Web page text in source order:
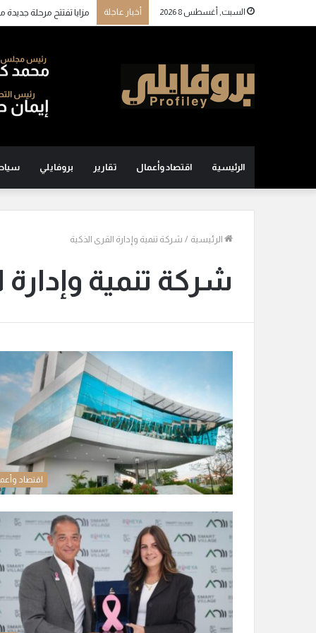
السبت, أغسطس 8 2026 أخبار عاجلة
الرئيسية اقتصاد وأعمال تقارير بروفايلي
الرئيسية / شركة تنمية وإدارة القرى الذكية
شركة تنمية وإدارة
اقتصاد